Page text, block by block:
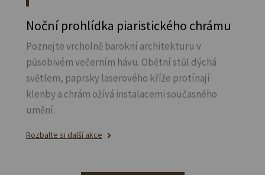
Noční prohlídka piaristického chrámu
Poznejte vrcholně barokní architekturu v
působivém večerním hávu. Obětní stůl dýchá
světlem, paprsky laserového kříže protínají
klenby a chrám ožívá instalacemi současného
umění.
Rozbalte si další akce